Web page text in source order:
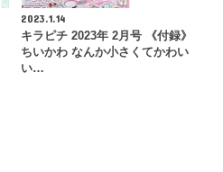
2023.1.14
キラピチ 2023年 2月号 《付録》
ちいかわ なんか小さくてかわい
い…